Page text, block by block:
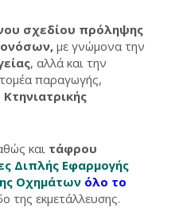
σχεδίου πρόληψης
με γνώμονα την
, αλλά και την
παραγωγής,
Κτηνιατρικής
και τάφρου
Διπλής Εφαρμογής
Οχημάτων όλο το
της εκμετάλλευσης.